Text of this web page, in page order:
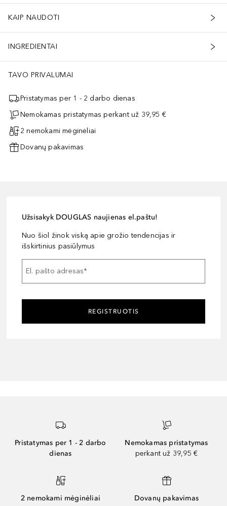
KAIP NAUDOTI
INGREDIENTAI
TAVO PRIVALUMAI
Pristatymas per 1 - 2 darbo dienas
Nemokamas pristatymas perkant už 39,95 €
2 nemokami mėginėliai
Dovanų pakavimas
Užsisakyk DOUGLAS naujienas el.paštu!
Nuo šiol žinok viską apie grožio tendencijas ir
išskirtinius pasiūlymus
El. pašto adresas*
REGISTRUOTIS
Pristatymas per 1 - 2 darbo
dienas
Nemokamas pristatymas
perkant už 39,95 €
2 nemokami mėginėliai Dovanų pakavimas